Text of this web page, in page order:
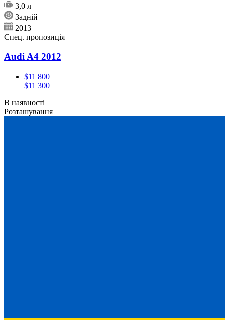
3,0 л
Задній
2013
Спец. пропозиція
Audi A4 2012
$11 800
$11 300
В наявності
Розташування